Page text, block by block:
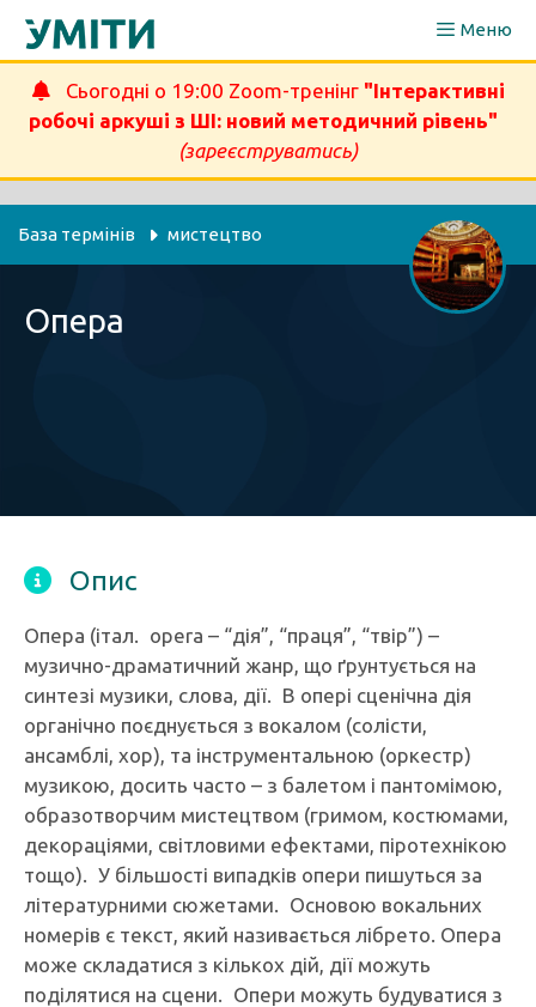
Перейти
Меню
Сьогодні о 19:00 Zoom-тренінг "Інтерактивні
робочі аркуші з ШІ: новий методичний рівень"
(зареєструватись)
База термінів мистецтво
Опера
Опис
Опера (італ. opera – “дія”, “праця”, “твір”) –
музично-драматичний жанр, що ґрунтується на
синтезі музики, слова, дії. В опері сценічна дія
органічно поєднується з вокалом (солісти,
ансамблі, хор), та інструментальною (оркестр)
музикою, досить часто – з балетом і пантомімою,
образотворчим мистецтвом (гримом, костюмами,
декораціями, світловими ефектами, піротехнікою
тощо). У більшості випадків опери пишуться за
літературними сюжетами. Основою вокальних
номерів є текст, який називається лібрето. Опера
може складатися з кількох дій, дії можуть
поділятися на сцени. Опери можуть будуватися з